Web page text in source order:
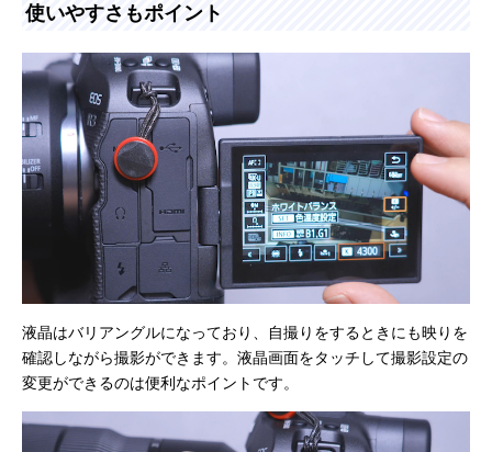
使いやすさもポイント
液晶はバリアングルになっており、自撮りをするときにも映りを
確認しながら撮影ができます。液晶画面をタッチして撮影設定の
変更ができるのは便利なポイントです。